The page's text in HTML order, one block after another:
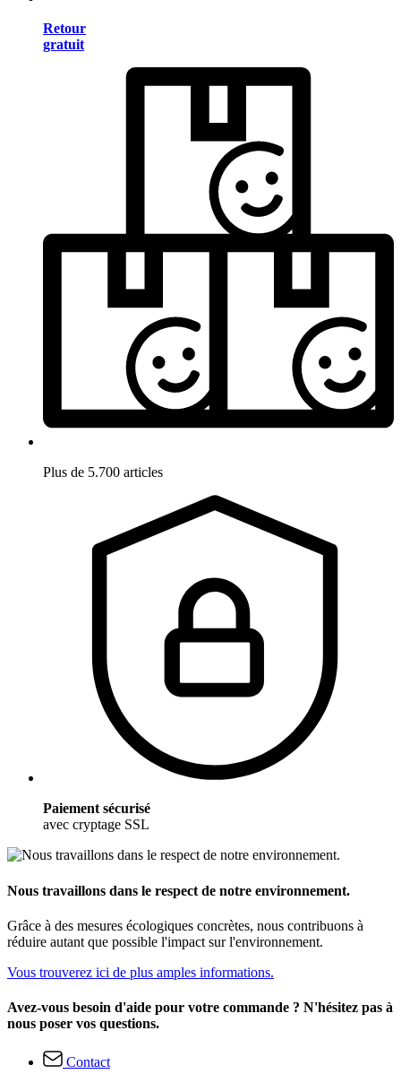
Retour
gratuit
Plus de 5.700 articles
Paiement sécurisé
avec cryptage SSL
Nous travaillons dans le respect de notre environnement.
Grâce à des mesures écologiques concrètes, nous contribuons à
réduire autant que possible l'impact sur l'environnement.
Vous trouverez ici de plus amples informations.
Avez-vous besoin d'aide pour votre commande ? N'hésitez pas à
nous poser vos questions.
Contact